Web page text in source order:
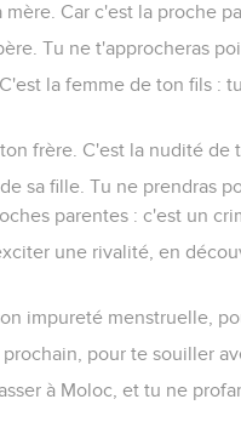
Car c'est la proche
Tu ne t'approcheras
la femme de ton fils :
frère. C'est la nudité de
sa fille. Tu ne prendras
parentes : c'est un
une rivalité, en
impureté menstruelle,
pour te souiller
à Moloc, et tu ne